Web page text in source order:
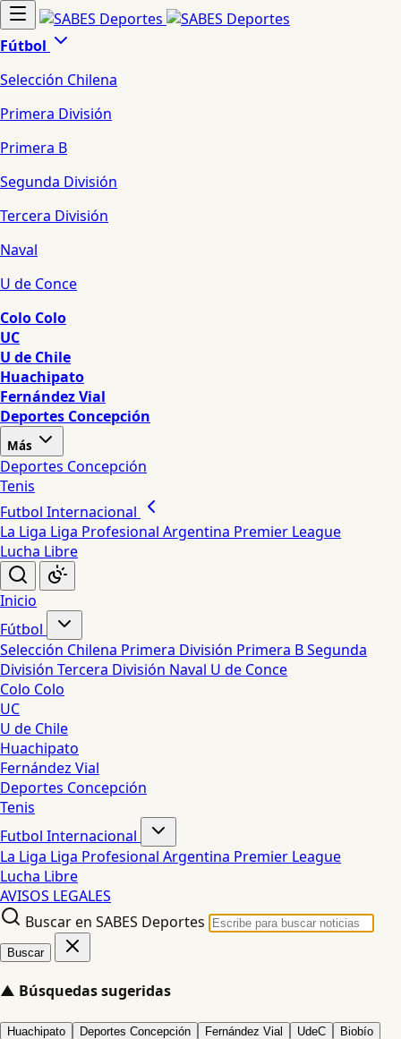
Fútbol
Selección Chilena
Primera División
Primera B
Segunda División
Tercera División
Naval
U de Conce
Colo Colo
UC
U de Chile
Huachipato
Fernández Vial
Deportes Concepción
Más
Deportes Concepción
Tenis
Futbol Internacional
La Liga Liga Profesional Argentina Premier League
Lucha Libre
Inicio
Fútbol
Selección Chilena Primera División Primera BSegunda
División Tercera División Naval U de Conce
Colo Colo
UC
U de Chile
Huachipato
Fernández Vial
Deportes Concepción
Tenis
Futbol Internacional
La Liga Liga Profesional Argentina Premier League
Lucha Libre
AVISOS LEGALES
Buscar en SABES Deportes
Buscar
▲ Búsquedas sugeridas
Huachipato Deportes Concepción Fernández Vial UdeC Biobío